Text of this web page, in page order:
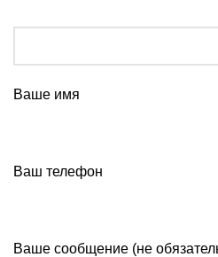
Ваше имя
Ваш телефон
Ваше сообщение (не